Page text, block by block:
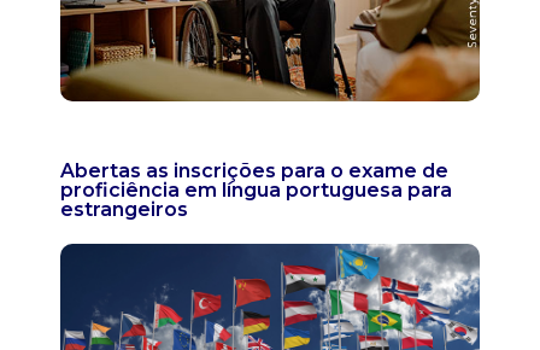
Abertas as inscrições para o exame de
proficiência em língua portuguesa para
estrangeiros